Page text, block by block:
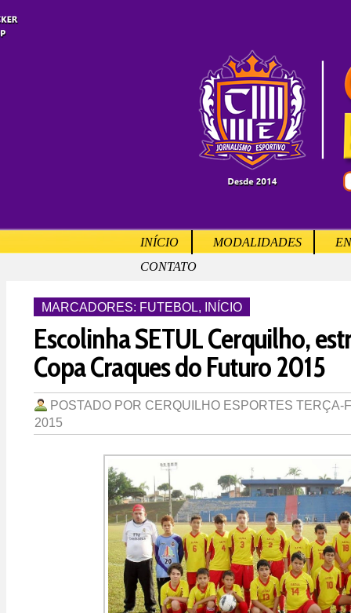
INÍCIO MODALIDADES
CONTATO
MARCADORES: FUTEBOL, INÍCIO
Escolinha SETUL Cerquilho,
Copa Craques do Futuro 2015
POSTADO POR CERQUILHO ESPORTES TERÇA-
2015